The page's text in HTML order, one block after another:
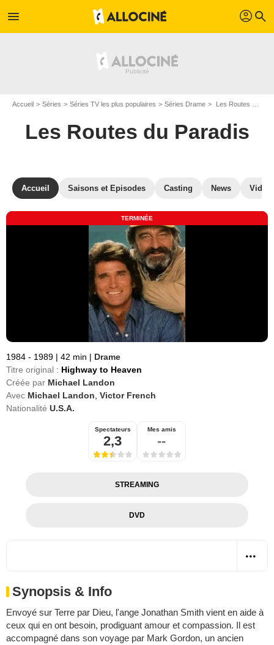
menu profil search
Accueil Séries Séries TV les plus populaires Séries Drame Les Routes du Paradis
Les Routes du Paradis
Accueil Saisons et Episodes Casting News
TERMINÉE
1984 - 1989 | 42 min | Drame
Titre original : Highway to Heaven
Créée par Michael Landon
Avec Michael Landon Victor French
Nationalité U.S.A.
Spectateurs
2,3
Mes amis
--
STREAMING
DVD
Synopsis & Info
Envoyé sur Terre par Dieu, l'ange Jonathan Smith vient en aide à
ceux qui en ont besoin, prodiguant amour et compassion. Il est
accompagné dans son voyage par Mark Gordon, un ancien